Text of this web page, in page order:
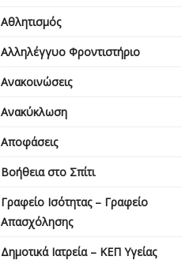
Αθλητισμός
Αλληλέγγυο Φροντιστήριο
Ανακοινώσεις
Ανακύκλωση
Αποφάσεις
Βοήθεια στο Σπίτι
Γραφείο Ισότητας – Γραφείο
Απασχόλησης
Δημοτικά Ιατρεία – ΚΕΠ Υγείας